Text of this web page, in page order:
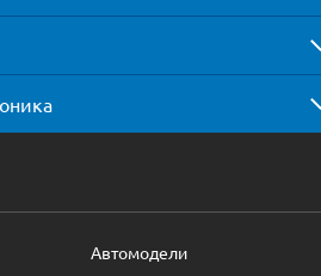
Автомодели